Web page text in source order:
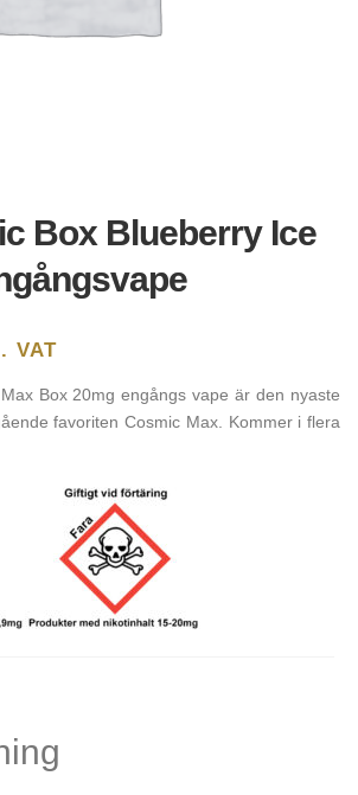
Box Blueberry Ice
VAT
Box 20mg engångs vape är den nyaste
favoriten Cosmic Max. Kommer i flera